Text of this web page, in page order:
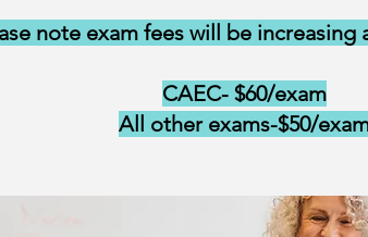
note exam fees will be increasing
CAEC- $60/exam
All other exams-$50/